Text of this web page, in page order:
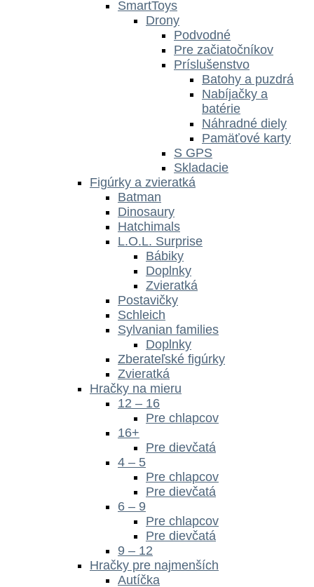
SmartToys
Drony
Podvodné
Pre začiatočníkov
Príslušenstvo
Batohy a puzdrá
Nabíjačky a
batérie
Náhradné diely
Pamäťové karty
S GPS
Skladacie
Figúrky a zvieratká
Batman
Dinosaury
Hatchimals
L.O.L. Surprise
Bábiky
Doplnky
Zvieratká
Postavičky
Schleich
Sylvanian families
Doplnky
Zberateľské figúrky
Zvieratká
Hračky na mieru
12 – 16
Pre chlapcov
16+
Pre dievčatá
4 – 5
Pre chlapcov
Pre dievčatá
6 – 9
Pre chlapcov
Pre dievčatá
9 – 12
Hračky pre najmenších
Autíčka